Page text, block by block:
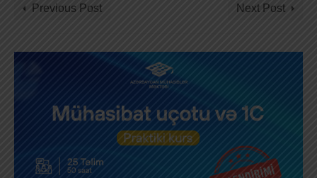
Previous Post Next Post